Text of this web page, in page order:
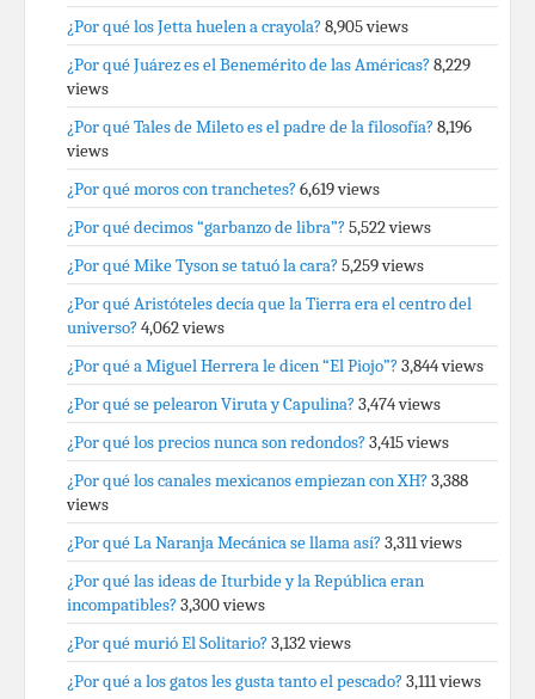
¿Por qué los Jetta huelen a crayola? 8,905 views
¿Por qué Juárez es el Benemérito de las Américas? 8,229
views
¿Por qué Tales de Mileto es el padre de la filosofía? 8,196
views
¿Por qué moros con tranchetes? 6,619 views
¿Por qué decimos “garbanzo de libra”? 5,522 views
¿Por qué Mike Tyson se tatuó la cara? 5,259 views
¿Por qué Aristóteles decía que la Tierra era el centro del
universo? 4,062 views
¿Por qué a Miguel Herrera le dicen “El Piojo”? 3,844 views
¿Por qué se pelearon Viruta y Capulina? 3,474 views
¿Por qué los precios nunca son redondos? 3,415 views
¿Por qué los canales mexicanos empiezan con XH? 3,388
views
¿Por qué La Naranja Mecánica se llama así? 3,311 views
¿Por qué las ideas de Iturbide y la República eran
incompatibles? 3,300 views
¿Por qué murió El Solitario? 3,132 views
¿Por qué a los gatos les gusta tanto el pescado? 3,111 views